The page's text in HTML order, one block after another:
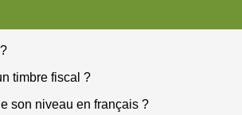
timbre fiscal ?
son niveau en français ?